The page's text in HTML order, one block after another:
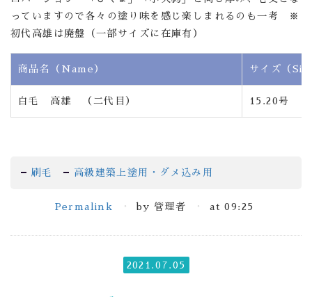
っていますので各々の塗り味を感じ楽しまれるのも一考 ※
初代高雄は廃盤（一部サイズに在庫有）
商品名（Name） サイズ（
白毛 高雄 （二代目） 15.20号
刷毛 高級建築上塗用・ダメ込み用
Permalink by 管理者 at 09:25
2021.07.05